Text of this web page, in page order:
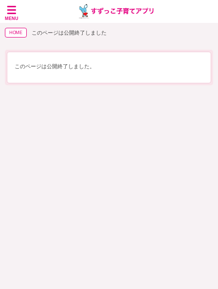
MENU
HOME このページは公開終了しました
このページは公開終了しました。